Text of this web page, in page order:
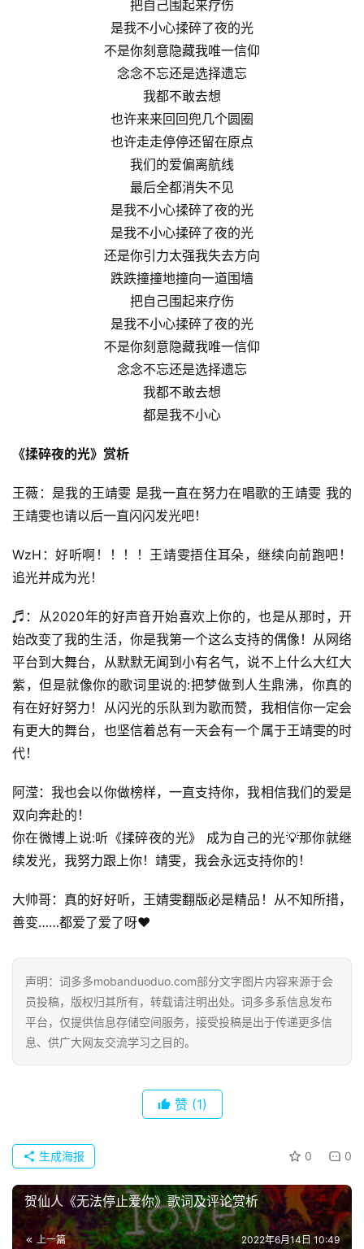
首
页
把自己围起来疗伤
是我不小心揉碎了夜的光
不是你刻意隐藏我唯一信仰
念念不忘还是选择遗忘
我都不敢去想
也许来来回回兜几个圆圈
也许走走停停还留在原点
我们的爱偏离航线
最后全都消失不见
是我不小心揉碎了夜的光
是我不小心揉碎了夜的光
还是你引力太强我失去方向
跌跌撞撞地撞向一道围墙
把自己围起来疗伤
是我不小心揉碎了夜的光
不是你刻意隐藏我唯一信仰
念念不忘还是选择遗忘
我都不敢去想
都是我不小心
《揉碎夜的光》赏析
王薇：是我的王靖雯 是我一直在努力在唱歌的王靖雯 我的
王靖雯也请以后一直闪闪发光吧！
WzH：好听啊！！！！王靖雯捂住耳朵，继续向前跑吧！
追光并成为光！
♬：从2020年的好声音开始喜欢上你的，也是从那时，开
始改变了我的生活，你是我第一个这么支持的偶像！从网络
平台到大舞台，从默默无闻到小有名气，说不上什么大红大
紫，但是就像你的歌词里说的:把梦做到人生鼎沸，你真的
有在好好努力！从闪光的乐队到为歌而赞，我相信你一定会
有更大的舞台，也坚信着总有一天会有一个属于王靖雯的时
代！
阿滢：我也会以你做榜样，一直支持你，我相信我们的爱是
双向奔赴的！
你在微博上说:听《揉碎夜的光》 成为自己的光💡那你就继
续发光，我努力跟上你！靖雯，我会永远支持你的！
大帅哥：真的好好听，王婧雯翻版必是精品！从不知所措，
善变……都爱了爱了呀❤️
声明：词多多mobanduoduo.com部分文字图片内容来源于会
员投稿，版权归其所有，转载请注明出处。词多多系信息发布
平台，仅提供信息存储空间服务，接受投稿是出于传递更多信
息、供广大网友交流学习之目的。
赞 (1)
0 0
生成海报
贺仙人《无法停止爱你》歌词及评论赏析
上一篇 2022年6月14日 10:49